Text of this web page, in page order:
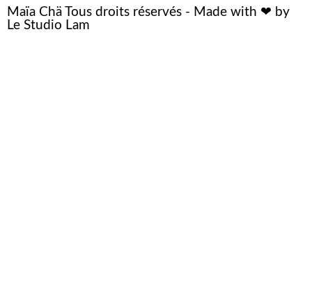
Maïa Chä Tous droits réservés - Made with ❤ by
Le Studio Lam